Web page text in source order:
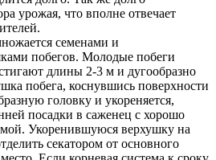
урожая, что вполне отвечает
семенами и
побегов. Молодые побеги
длины 2-3 м и дугообразно
побега, коснувшись поверхности
головку и укореняется,
посадки в саженец с хорошо
Укоренившуюся верхушку на
секатором от основного